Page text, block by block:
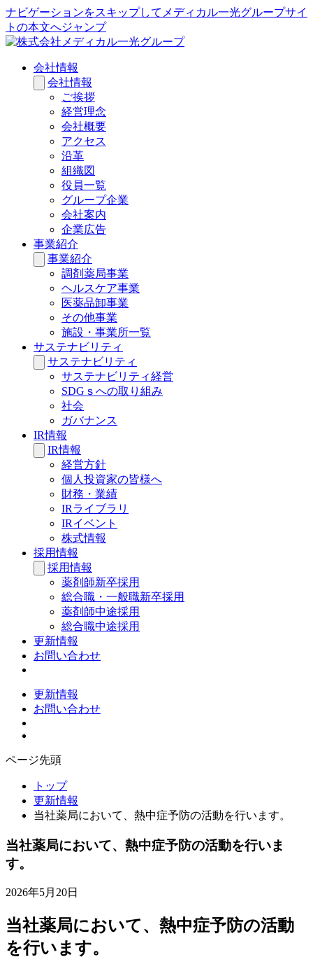
ナビゲーションをスキップしてメディカル一光グループサイ
トの本文へジャンプ
会社情報
会社情報
ご挨拶
経営理念
会社概要
アクセス
沿革
組織図
役員一覧
グループ企業
会社案内
企業広告
事業紹介
事業紹介
調剤薬局事業
ヘルスケア事業
医薬品卸事業
その他事業
施設・事業所一覧
サステナビリティ
サステナビリティ
サステナビリティ経営
SDGｓへの取り組み
社会
ガバナンス
IR情報
IR情報
経営方針
個人投資家の皆様へ
財務・業績
IRライブラリ
IRイベント
株式情報
採用情報
採用情報
薬剤師新卒採用
総合職・一般職新卒採用
薬剤師中途採用
総合職中途採用
更新情報
お問い合わせ
更新情報
お問い合わせ
ページ先頭
トップ
更新情報
当社薬局において、熱中症予防の活動を行います。
当社薬局において、熱中症予防の活動を行いま
す。
2026年5月20日
当社薬局において、熱中症予防の活動
を行います。